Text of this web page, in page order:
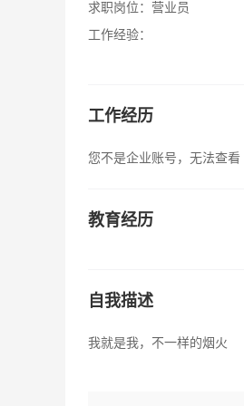
求职岗位： 营业员
工作经验：
工作经历
您不是企业账号，无法查看
教育经历
自我描述
我就是我，不一样的烟火